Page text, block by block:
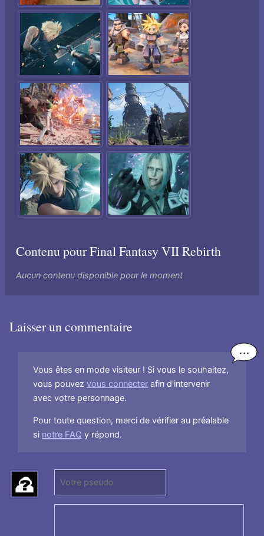
Contenu pour Final Fantasy VII Rebirth
Aucun contenu disponible pour le moment
Laisser un commentaire
Vous êtes en mode visiteur ! Si vous le souhaitez,
vous pouvezvous connecter afin d'intervenir
avec votre personnage.
Pour toute question, merci de vérifier au préalable
si notre FAQ y répond.